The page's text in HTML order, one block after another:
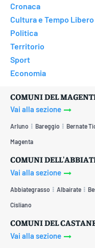
Cronaca
Cultura e Tempo Libero
Politica
Territorio
Sport
Economia
COMUNI DEL
Vai alla sezione
Arluno Bareggio Bernate
Magenta
COMUNI
Vai alla sezione
Abbiategrasso Albairate
Cisliano
COMUNI DEL
Vai alla sezione